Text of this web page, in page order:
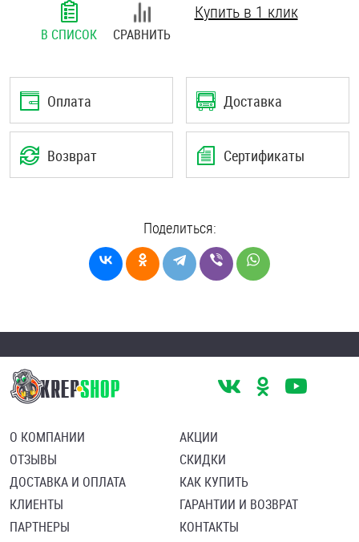
В СПИСОК СРАВНИТЬ
Купить в 1 клик
Оплата Доставка
Возврат Сертификаты
Поделиться:
О КОМПАНИИ
ОТЗЫВЫ
ДОСТАВКА И ОПЛАТА
КЛИЕНТЫ
ПАРТНЕРЫ
АКЦИИ
СКИДКИ
КАК КУПИТЬ
ГАРАНТИИ И ВОЗВРАТ
КОНТАКТЫ